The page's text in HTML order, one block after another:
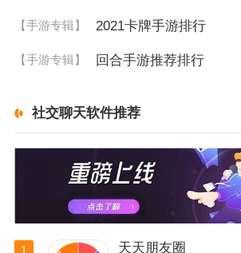
【手游专辑】 2021卡牌手游排行
【手游专辑】 回合手游推荐排行
社交聊天软件推荐
1 天天朋友圈